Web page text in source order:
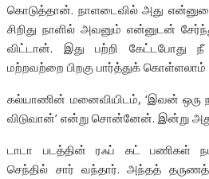
கொடுத்தான். நாளடைவில் அது
சிறிது நாளில் அவனும் என்னுடன்
விட்டான். இது பற்றி கேட்டபோது
மற்றவற்றை பிறகு பார்த்துக் கொள்ளலாம்
கல்யாணின் மனைவியிடம், ‘இவன் ஒரு
விடுவான்’ என்று சொன்னேன். இன்று அது
டாடா படத்தின் ரஃப் கட் பணிகள்
செந்தில் சார் வந்தார். அந்தத்